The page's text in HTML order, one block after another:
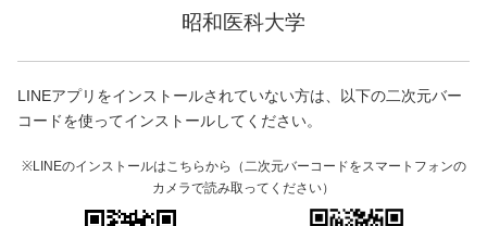
昭和医科大学
LINEアプリをインストールされていない方は、以下の二次元バー
コードを使ってインストールしてください。
※LINEのインストールはこちらから（二次元バーコードをスマートフォンの
カメラで読み取ってください）